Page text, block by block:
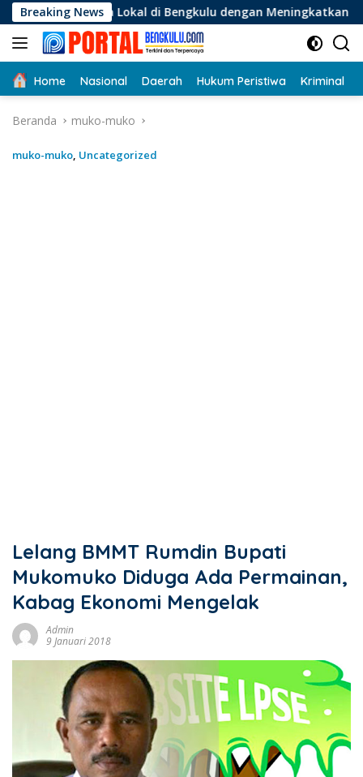
Langsung
ke
konten
Breaking News
di Bengkulu dengan Meningkatkan Ruang Publik dan
Home Nasional Daerah Hukum Peristiwa Kriminal
Beranda muko-muko
muko-muko, Uncategorized
Lelang BMMT Rumdin Bupati
Mukomuko Diduga Ada Permainan,
Kabag Ekonomi Mengelak
Admin
9 Januari 2018